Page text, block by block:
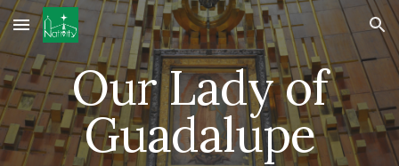
Skip to main content Skip to navigation
Our Lady of
Guadalupe